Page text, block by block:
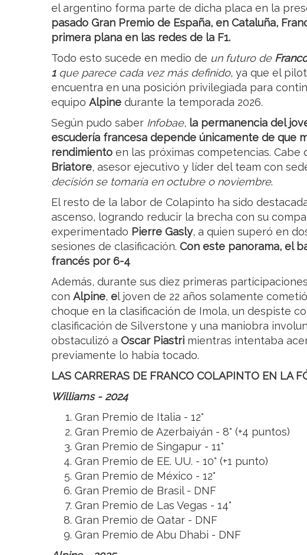
el argentino forma parte de dicha placa en la
pasado Gran Premio de España, en Cataluña,
primera plana en las redes de la F1.
Todo esto sucede en medio de un futuro de
1que parece cada vez más definido, ya que el
encuentra en una posición privilegiada para
equipo Alpine durante la temporada 2026.
Según pudo saber Infobae, la permanencia del
escudería francesa depende únicamente de que
rendimiento en las próximas competencias. Cabe
Briatore, asesor ejecutivo y líder del team con
decisión se tomaría en octubre o noviembre.
El resto de la labor de Colapinto ha sido
ascenso, logrando reducir la brecha con su
experimentado Pierre Gasly, a quien superó en
sesiones de clasificación. Con este panorama, el
francés por 6-4
Además, durante sus diez primeras
con Alpine, el joven de 22 años solamente
choque en la clasificación de Imola, un despiste
clasificación de Silverstone y una maniobra
obstaculizó a Oscar Piastri mientras intentaba
previamente lo había tocado.
LAS CARRERAS DE FRANCO COLAPINTO EN LA
Williams - 2024
Gran Premio de Italia - 12°
Gran Premio de Azerbaiyán - 8° (+4 puntos)
Gran Premio de Singapur - 11°
Gran Premio de EE. UU. - 10° (+1 punto)
Gran Premio de México - 12°
Gran Premio de Brasil - DNF
Gran Premio de Las Vegas - 14°
Gran Premio de Qatar - DNF
Gran Premio de Abu Dhabi - DNF